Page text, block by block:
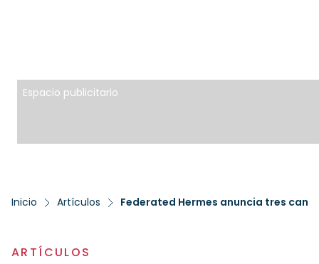
Espacio publicitario
Inicio Artículos Federated Hermes anuncia tres
ARTÍCULOS